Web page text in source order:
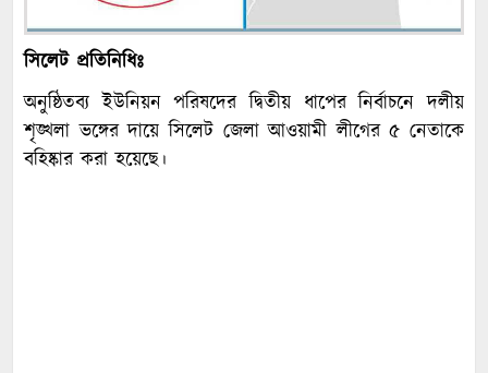
সিলেট প্রতিনিধিঃ
অনুষ্ঠিতব্য ইউনিয়ন পরিষদের দ্বিতীয় ধাপের নির্বাচনে দলীয়
শৃঙ্খলা ভঙ্গের দায়ে সিলেট জেলা আওয়ামী লীগের ৫ নেতাকে
বহিষ্কার করা হয়েছে।